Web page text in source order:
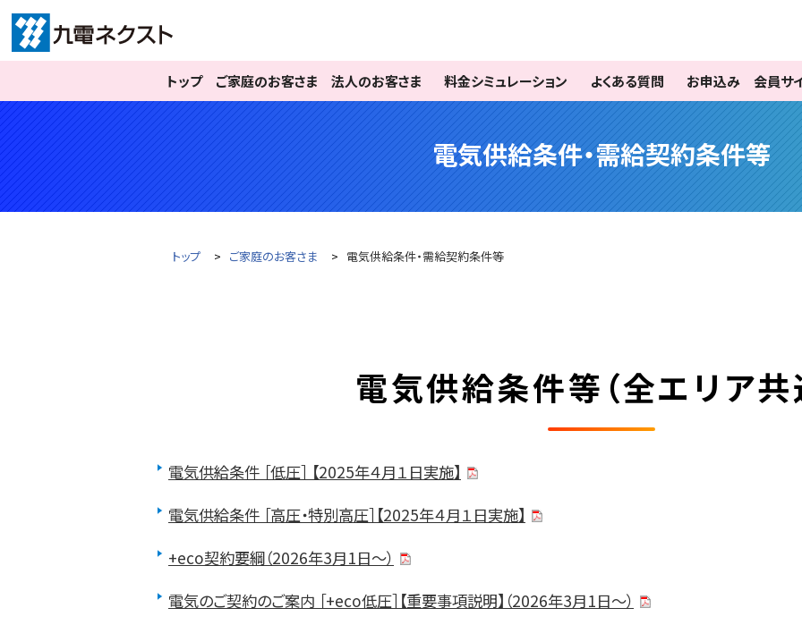
トップ ご家庭のお客さま 法人のお客さま 料金シミュレーション よくある質問 お申込み 会員サ
電気供給条件・需給契約条件等
トップ ご家庭のお客さま 電気供給条件・需給契約条件等
電気供給条件等 （全エリア共
電気供給条件 ［低圧］ 【2025年４月１日実施】
電気供給条件 ［高圧・特別高圧］【2025年４月１日実施】
+eco契約要綱（2026年3月1日～）
電気のご契約のご案内 ［+eco低圧］【重要事項説明】（2026年3月1日～）